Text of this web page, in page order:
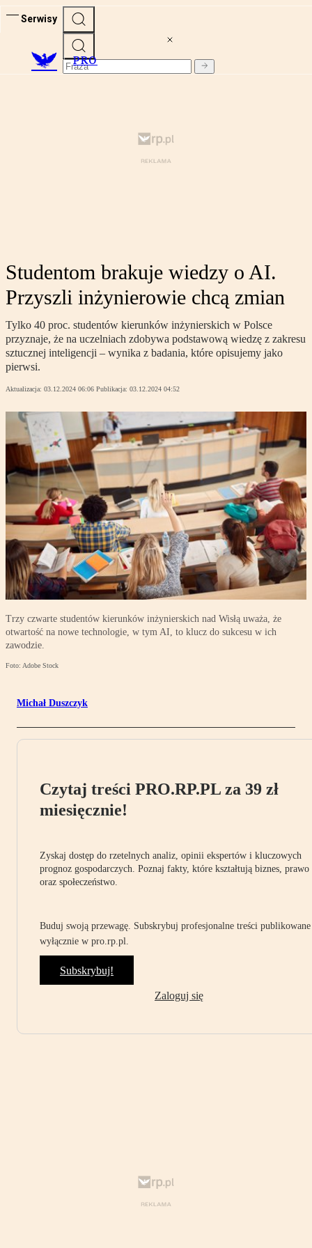
Serwisy
PRO
Studentom brakuje wiedzy o AI.
Przyszli inżynierowie chcą zmian
Tylko 40 proc. studentów kierunków inżynierskich w Polsce
przyznaje, że na uczelniach zdobywa podstawową wiedzę z zakresu
sztucznej inteligencji – wynika z badania, które opisujemy jako
pierwsi.
Aktualizacja: 03.12.2024 06:06 Publikacja: 03.12.2024 04:52
Trzy czwarte studentów kierunków inżynierskich nad Wisłą uważa, że
otwartość na nowe technologie, w tym AI, to klucz do sukcesu w ich
zawodzie.
Foto: Adobe Stock
Michał Duszczyk
Czytaj treści PRO.RP.PL za 39 zł
miesięcznie!
Zyskaj dostęp do rzetelnych analiz, opinii ekspertów i kluczowych
prognoz gospodarczych. Poznaj fakty, które kształtują biznes, prawo
oraz społeczeństwo.
Buduj swoją przewagę. Subskrybuj profesjonalne treści publikowane
wyłącznie w pro.rp.pl.
Subskrybuj!
Zaloguj się